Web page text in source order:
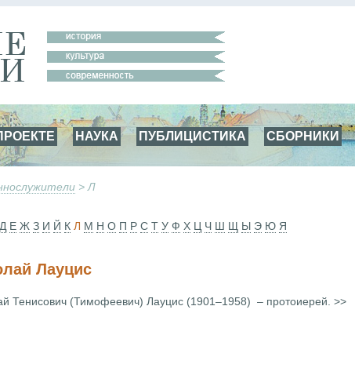
НАУКА ПУБЛИЦИСТИКА СБОРНИКИ
> Л
Д Е Ж З И Й К Л М Н О П Р С Т У Ф Х Ц Ч Ш Щ Ы Э Ю Я
Лауцис
Тенисович (Тимофеевич) Лауцис (1901–1958) – протоиерей. >>